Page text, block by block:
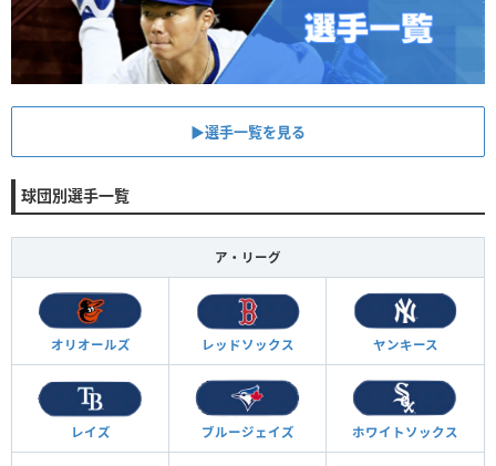
▶︎選手一覧を見る
球団別選手一覧
ア・リーグ
オリオールズ レッドソックス ヤンキース
レイズ ブルージェイズ ホワイトソックス